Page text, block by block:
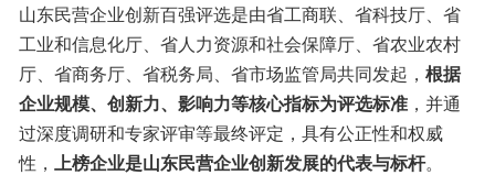
山东民营企业创新百强评选是由省工商联、省科技厅、省
工业和信息化厅、省人力资源和社会保障厅、省农业农村
厅、省商务厅、省税务局、省市场监管局共同发起， 根据
企业规模、创新力、影响力等核心指标为评选标准 ，并通
过深度调研和专家评审等最终评定，具有公正性和权威
性， 上榜企业是山东民营企业创新发展的代表与标杆。